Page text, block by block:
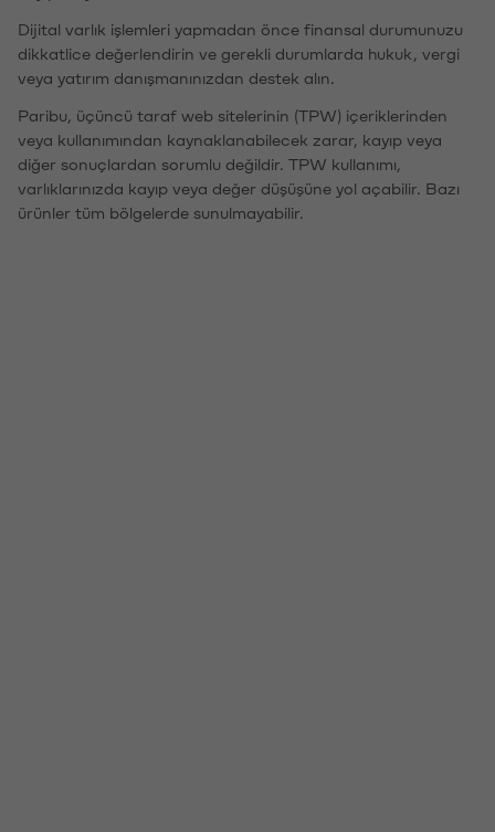
Dijital varlık işlemleri yapmadan önce finansal durumunuzu
dikkatlice değerlendirin ve gerekli durumlarda hukuk, vergi
veya yatırım danışmanınızdan destek alın.
Paribu, üçüncü taraf web sitelerinin (TPW) içeriklerinden
veya kullanımından kaynaklanabilecek zarar, kayıp veya
diğer sonuçlardan sorumlu değildir. TPW kullanımı,
varlıklarınızda kayıp veya değer düşüşüne yol açabilir. Bazı
ürünler tüm bölgelerde sunulmayabilir.